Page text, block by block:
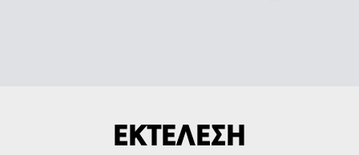
ΕΚΤΕΛΕΣΗ